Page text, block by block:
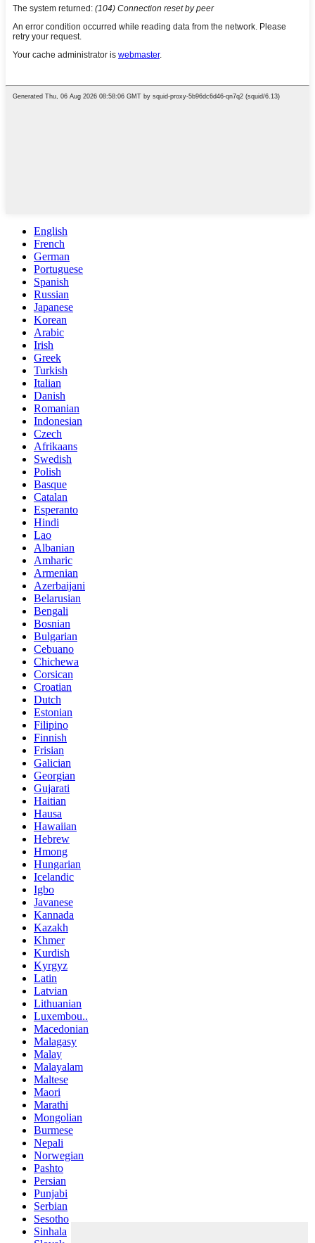
English
French
German
Portuguese
Spanish
Russian
Japanese
Korean
Arabic
Irish
Greek
Turkish
Italian
Danish
Romanian
Indonesian
Czech
Afrikaans
Swedish
Polish
Basque
Catalan
Esperanto
Hindi
Lao
Albanian
Amharic
Armenian
Azerbaijani
Belarusian
Bengali
Bosnian
Bulgarian
Cebuano
Chichewa
Corsican
Croatian
Dutch
Estonian
Filipino
Finnish
Frisian
Galician
Georgian
Gujarati
Haitian
Hausa
Hawaiian
Hebrew
Hmong
Hungarian
Icelandic
Igbo
Javanese
Kannada
Kazakh
Khmer
Kurdish
Kyrgyz
Latin
Latvian
Lithuanian
Luxembou..
Macedonian
Malagasy
Malay
Malayalam
Maltese
Maori
Marathi
Mongolian
Burmese
Nepali
Norwegian
Pashto
Persian
Punjabi
Serbian
Sesotho
Sinhala